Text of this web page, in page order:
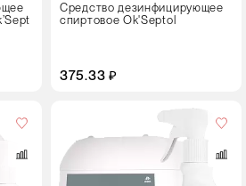
Средство дезинфицирующее
спиртовое Ok'Septol
375.33 ₽